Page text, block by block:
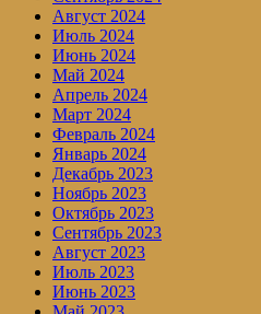
Август 2024
Июль 2024
Июнь 2024
Май 2024
Апрель 2024
Март 2024
Февраль 2024
Январь 2024
Декабрь 2023
Ноябрь 2023
Октябрь 2023
Сентябрь 2023
Август 2023
Июль 2023
Июнь 2023